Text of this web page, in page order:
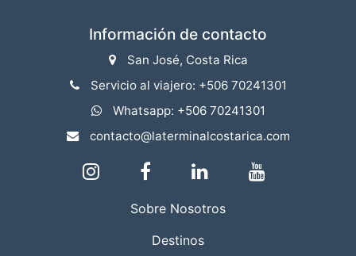
Información de contacto
San José, Costa Rica
Servicio al viajero: +506 70241301
Whatsapp: +506 70241301
contacto@laterminalcostarica.com
Sobre Nosotros
Destinos